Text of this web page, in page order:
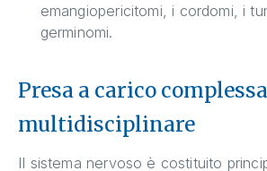
emangiopericitomi, i cordomi, i
germinomi.
Presa a carico
multidisciplinare
Il sistema nervoso è costituito